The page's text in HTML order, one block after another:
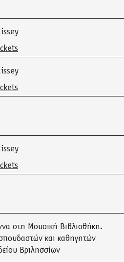
στη Μουσική Βιβλιοθήκη.
και καθηγητών
Βριλησσίων